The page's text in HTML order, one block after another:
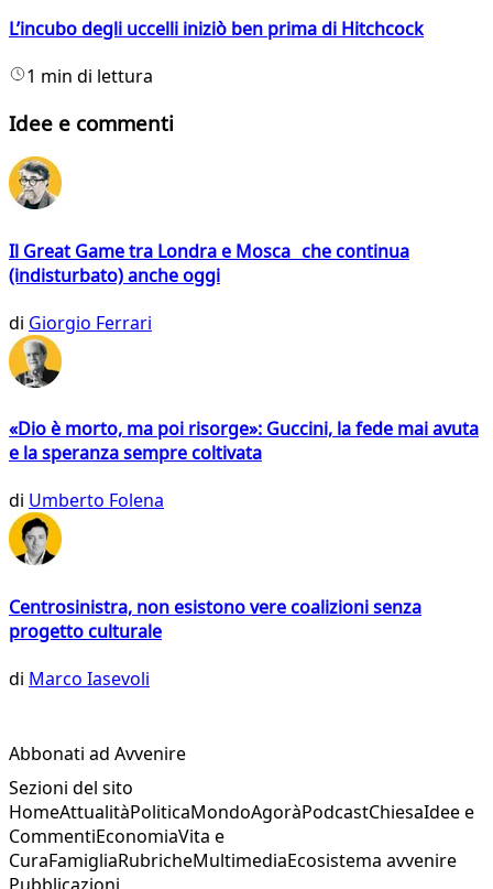
L’incubo degli uccelli iniziò ben prima di Hitchcock
1 min di lettura
Idee e commenti
Il Great Game tra Londra e Mosca che continua
(indisturbato) anche oggi
di Giorgio Ferrari
«Dio è morto, ma poi risorge»: Guccini, la fede mai avuta
e la speranza sempre coltivata
di Umberto Folena
Centrosinistra, non esistono vere coalizioni senza
progetto culturale
di Marco Iasevoli
Abbonati ad Avvenire
Sezioni del sito
HomeAttualitàPoliticaMondoAgoràPodcastChiesaIdee e
CommentiEconomiaVita e
CuraFamigliaRubricheMultimediaEcosistema avvenire